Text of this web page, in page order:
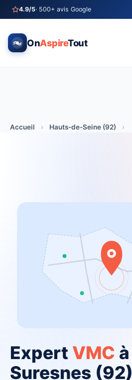
4.9/5· 500+ avis Google
OnAspireTout
Accueil › Hauts-de-Seine (92) ›
Expert VMC à
Suresnes (92)